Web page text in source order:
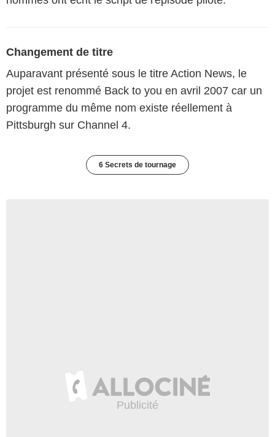
Changement de titre
Auparavant présenté sous le titre Action News, le
projet est renommé Back to you en avril 2007 car un
programme du même nom existe réellement à
Pittsburgh sur Channel 4.
6 Secrets de tournage